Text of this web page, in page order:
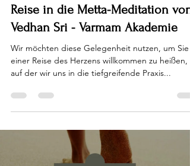
Soulhuman
27. Sept. 2023
4 Min. Lesezeit
Reise in die Metta-Meditation von
Vedhan Sri - Varmam Akademie
Wir möchten diese Gelegenheit nutzen, um Sie